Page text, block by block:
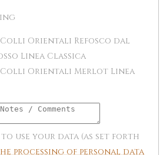
Orientali Refosco dal
Linea Classica
Orientali Merlot Linea
to use your data (as set forth
processing of personal data